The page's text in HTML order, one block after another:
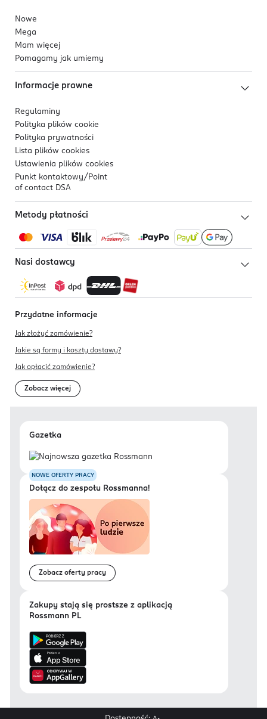
Nowe
Mega
Mam więcej
Pomagamy jak umiemy
Informacje prawne
Regulaminy
Polityka plików cookie
Polityka prywatności
Lista plików cookies
Ustawienia plików cookies
Punkt kontaktowy/ Point
of contact DSA
Metody płatności
Nasi dostawcy
Przydatne informacje
Jak złożyć zamówienie?
Jakie są formy i koszty dostawy?
Jak opłacić zamówienie?
Zobacz więcej
Gazetka
NOWE OFERTY PRACY
Dołącz do zespołu Rossmanna!
Zobacz oferty pracy
Zakupy stają się prostsze z aplikacją
Rossmann PL